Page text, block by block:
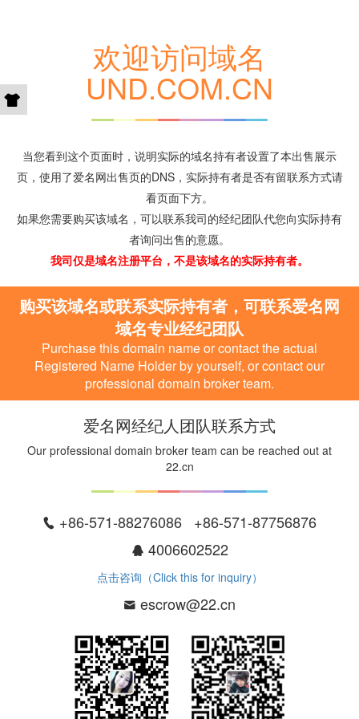
欢迎访问域名
UND.COM.CN
当您看到这个页面时，说明实际的域名持有者设置了本出售展示
页，使用了爱名网出售页的DNS，实际持有者是否有留联系方式请
看页面下方。
如果您需要购买该域名，可以联系我司的经纪团队代您向实际持有
者询问出售的意愿。
我司仅是域名注册平台，不是该域名的实际持有者。
购买该域名或联系实际持有者，可联系爱名网
域名专业经纪团队
Purchase this domain name or contact the actual
Registered Name Holder by yourself, or contact our
professional domain broker team.
爱名网经纪人团队联系方式
Our professional domain broker team can be reached out at
22.cn
+86-571-88276086 +86-571-87756876
4006602522
点击咨询（Click this for inquiry）
escrow@22.cn